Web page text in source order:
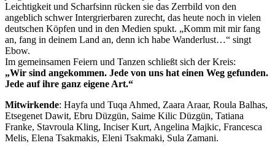
Leichtigkeit und Scharfsinn rücken sie das Zerrbild von den
angeblich schwer Intergrierbaren zurecht, das heute noch in vielen
deutschen Köpfen und in den Medien spukt. „Komm mit mir fang
an, fang in deinem Land an, denn ich habe Wanderlust…“ singt
Ebow.
Im gemeinsamen Feiern und Tanzen schließt sich der Kreis:
„Wir sind angekommen. Jede von uns hat einen Weg gefunden.
Jede auf ihre ganz eigene Art.“
Mitwirkende: Hayfa und Tuqa Ahmed, Zaara Araar, Roula Balhas,
Etsegenet Dawit, Ebru Düzgün, Saime Kilic Düzgün, Tatiana
Franke, Stavroula Kling, Inciser Kurt, Angelina Majkic, Francesca
Melis, Elena Tsakmakis, Eleni Tsakmaki, Sula Zamani.